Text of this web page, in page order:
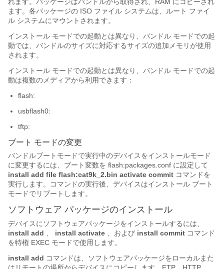
ます。各パッケージの ISO ファイル システムは、ルート ファイ
ル システムにマウントされます。
インストール モードでの起動とは異なり、バンドル モードでの起
動では、バンドルのサイズに対応するサイズの追加メモリが使用
されます。
インストール モードでの起動とは異なり、バンドル モードでの起
動は複数のメディアから利用できます：
flash:
usbflash0:
tftp:
ブート モードの変更
バンドルブートモードで実行中のデバイスをインストールモード
に変更するには、ブート変数を flash:packages.conf に設定して
install add file flash:cat9k_2.bin activate commit コマンドを
実行します。コマンドの実行後、デバイスはインストール ブート
モードでリブートします。
ソフトウェア パッケージのインストール
デバイスにソフトウェアパッケージをインストールするには、
install add
install activate 、および install commit コマンド
を特権 EXEC モードで使用します。
install add コマンドは、ソフトウェアパッケージをローカルまた